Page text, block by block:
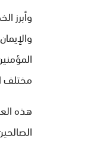
وأبرز
مختلف
هذه